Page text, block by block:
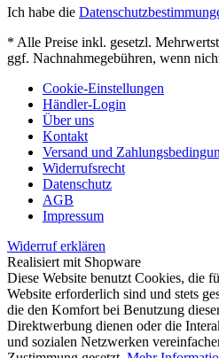
Ich habe die
* Alle Preise inkl. gesetzl.
ggf. Nachnahmegebühren, wenn
Cookie-Einstellungen
Händler-Login
Über uns
Kontakt
Versand und
Widerrufsrecht
Datenschutz
AGB
Impressum
Widerruf erklären
Realisiert mit Shopware
Diese Website benutzt Cookies, die
Website erforderlich sind und stets
die den Komfort bei Benutzung
Direktwerbung dienen oder die
und sozialen Netzwerken